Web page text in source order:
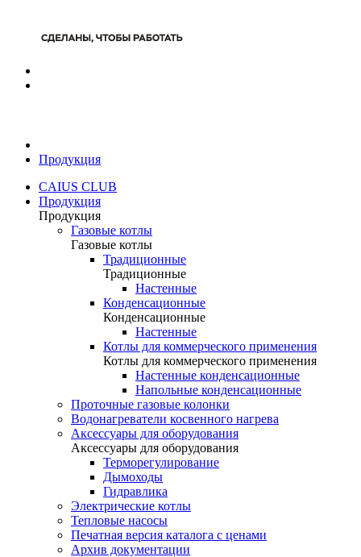
Продукция
CAIUS CLUB
Продукция
Продукция
Газовые котлы
Газовые котлы
Традиционные
Традиционные
Настенные
Конденсационные
Конденсационные
Настенные
Котлы для коммерческого применения
Котлы для коммерческого применения
Настенные конденсационные
Напольные конденсационные
Проточные газовые колонки
Водонагреватели косвенного нагрева
Аксессуары для оборудования
Аксессуары для оборудования
Терморегулирование
Дымоходы
Гидравлика
Электрические котлы
Тепловые насосы
Печатная версия каталога с ценами
Архив документации